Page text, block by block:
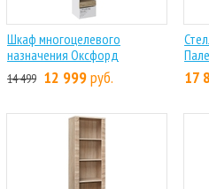
Шкаф многоцелевого
назначения Оксфорд
14 499 12 999руб. 17